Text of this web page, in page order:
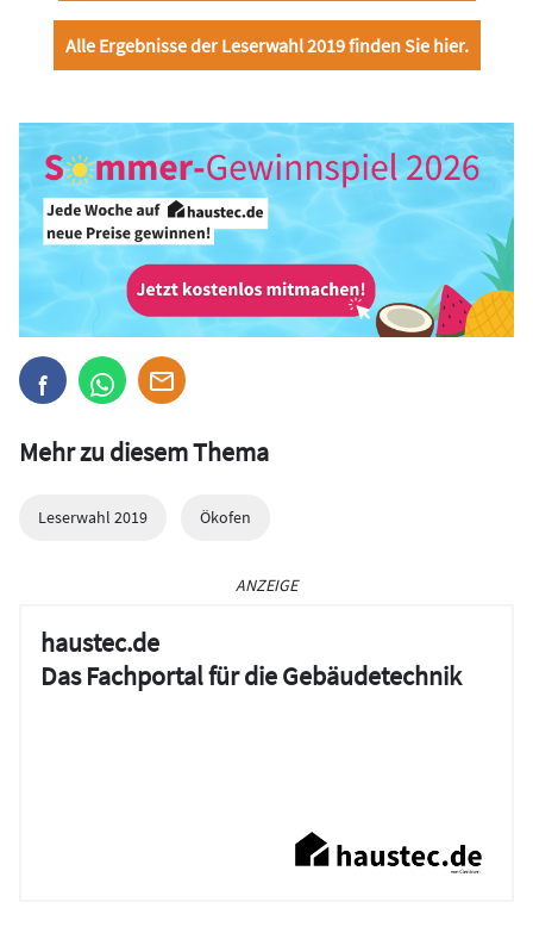
Alle Ergebnisse der Leserwahl 2019 finden Sie hier.
Mehr zu diesem Thema
Leserwahl 2019 Ökofen
ANZEIGE
haustec.de
Das Fachportal für die Gebäudetechnik